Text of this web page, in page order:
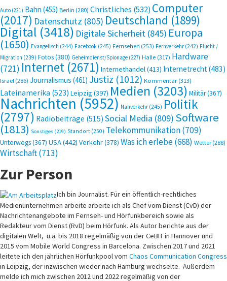
Auto (221) Bahn (455) Berlin (280) Christliches (532) Computer
(2017) Datenschutz (805) Deutschland (1899)
Digital (3418) Digitale Sicherheit (845) Europa
(1650) Evangelisch (244) Facebook (245) Fernsehen (253) Fernverkehr (242) Flucht /
Migration (239) Fotos(380) Geheimdienst/Spionage (227) Halle(317) Hardware
(721) Internet (2671) Internethandel(413) Internetrecht(483)
Israel (286) Journalismus (461) Justiz (1012) Kommentar(313)
Lateinamerika (523) Leipzig (397) Medien (3203) Militär(367)
Nachrichten(5952) Nahverkehr (245) Politik
(2797) Radiobeiträge (515) Social Media (809) Software
(1813) Sonstiges (219) Standort (250) Telekommunikation(709)
Unterwegs(367) USA(442) Verkehr(378) Was ich erlebe(668) Wetter (288)
Wirtschaft(713)
Zur Person
Ich bin Journalist. Für ein öffentlich-rechtliches
Medienunternehmen arbeite arbeite ich als Chef vom Dienst (CvD) der
Nachrichtenangebote im Fernseh- und Hörfunkbereich sowie als
Redakteur vom Dienst (RvD) beim Hörfunk. Als Autor berichte aus der
digitalen Welt, u.a. bis 2018 regelmäßig von der CeBIT in Hannover und
2015 vom Mobile World Congress in Barcelona. Zwischen 2017 und 2021
leitete ich den jährlichen Hörfunkpool vom Chaos Communication Congress
in Leipzig, der inzwischen wieder nach Hamburg wechselte. Außerdem
melde ich mich zwischen 2012 und 2022 regelmäßig von der